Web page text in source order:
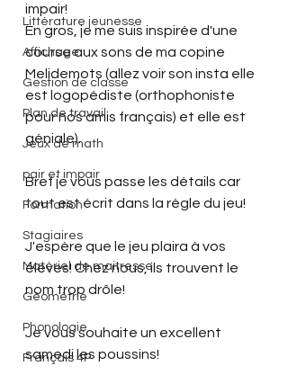
Littérature jeunesse
Affichage
Gestion de classe
Plan de travail
Jeux de math
pair et impair
Formation
Stagiaires
Matériel de maitresse
Géométrie
Phonologie
Français 4P
impair!
En gros, je me suis inspirée d'une
course aux sons de ma copine
Melidemots (allez voir son insta elle
est logopédiste (orthophoniste
pour nos amis français) et elle est
géniale).
Bref je vous passe les détails car
tout est écrit dans la règle du jeu!
J'espère que le jeu plaira à vos
élèves! Chez nous, ils trouvent le
nom trop drôle!
Je vous souhaite un excellent
samedi les poussins!